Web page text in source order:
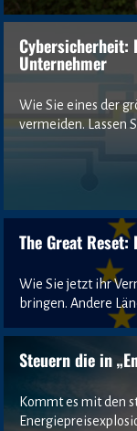
Cybersicherheit:
Unternehmer
Wie Sie eines der
vermeiden. Lassen
The Great
Wie Sie jetzt ihr
bringen. Andere
Steuern die in
Kommt es mit den